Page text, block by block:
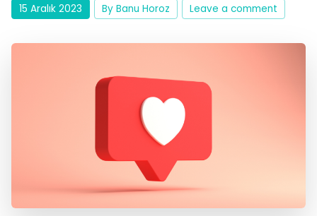
15 Aralık 2023 By Banu Horoz Leave a comment